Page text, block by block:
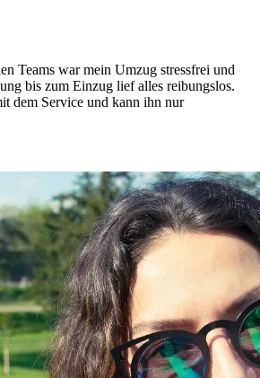
Teams war mein Umzug stressfrei und
bis zum Einzug lief alles reibungslos.
dem Service und kann ihn nur